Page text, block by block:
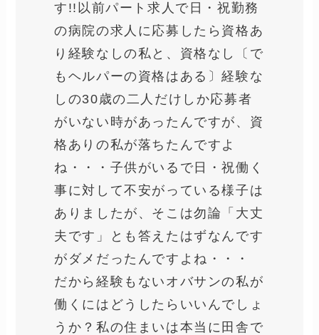
す!!以前パート求人で日・祝勤務
の病院の求人に応募したら資格あ
り経験なしの私と、資格なし〔で
もヘルパーの資格はある〕経験な
しの30歳の二人だけしか応募者
がいない時があったんですが、資
格ありの私が落ちたんですよ
ね・・・子供がいるで日・祝働く
事に対して不安がっている様子は
ありましたが、そこは勿論「大丈
夫です」とも答えたはずなんです
がダメだったんですよね・・・
だから経験もないオバサンの私が
働くにはどうしたらいいんでしょ
うか？私の住まいは本当に田舎で